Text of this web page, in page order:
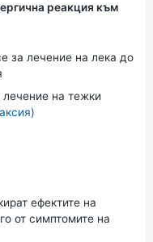
реакция към
за лечение на лека до
на тежки
ефектите на
от симптомите на